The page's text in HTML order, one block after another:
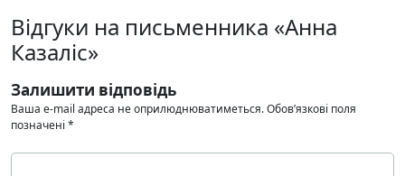
Відгуки на письменника «Анна
Казаліс»
Залишити відповідь
Ваша e-mail адреса не оприлюднюватиметься.Обов’язкові поля
позначені *